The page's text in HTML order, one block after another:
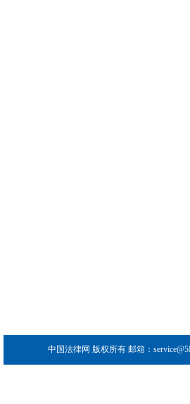
中国法律网 版权所有 邮箱：